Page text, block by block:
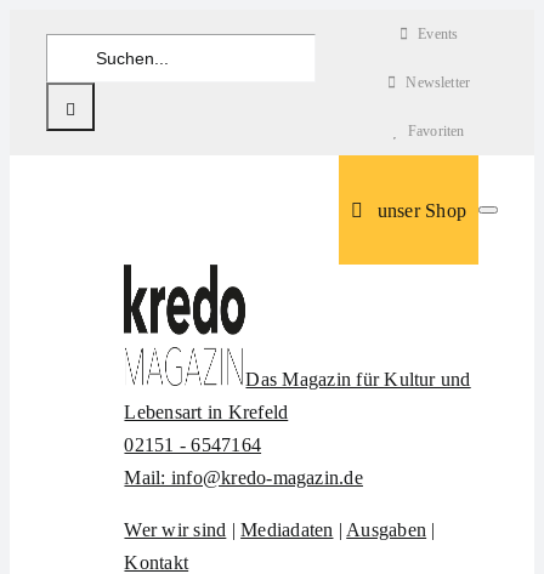
springen
nach:
Events
Newsletter
Favoriten
unser Shop
Das Magazin für Kultur und
Lebensart in Krefeld
02151 - 6547164
Mail: info@kredo-magazin.de
Wer wir sind |Mediadaten | Ausgaben |
Kontakt